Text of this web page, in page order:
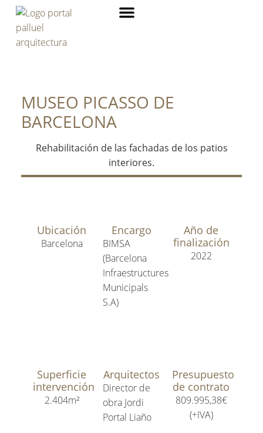
MUSEO PICASSO DE
BARCELONA
Rehabilitación de las fachadas de los patios
interiores.
Ubicación
Barcelona
Encargo
BIMSA
(Barcelona
Infraestructures
Municipals
S.A)
Año de
finalización
2022
Superficie
intervención
2.404m²
Arquitectos
Director de
obra Jordi
Portal Liaño
Presupuesto
de contrato
809.995,38€
(+IVA)